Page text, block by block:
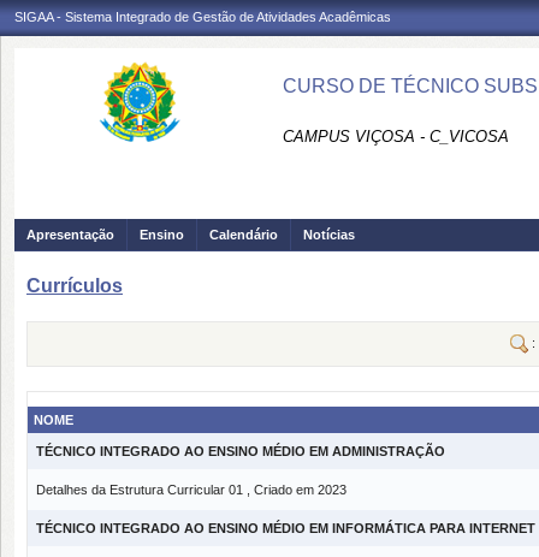
SIGAA - Sistema Integrado de Gestão de Atividades Acadêmicas
CURSO DE TÉCNICO
CAMPUS VIÇOSA - C_VICOSA
Apresentação Ensino Calendário Notícias
Currículos
:
NOME
TÉCNICO INTEGRADO AO ENSINO MÉDIO EM ADMINISTRAÇÃO
Detalhes da Estrutura Curricular 01 , Criado em 2023
TÉCNICO INTEGRADO AO ENSINO MÉDIO EM INFORMÁTICA PARA INTERNET